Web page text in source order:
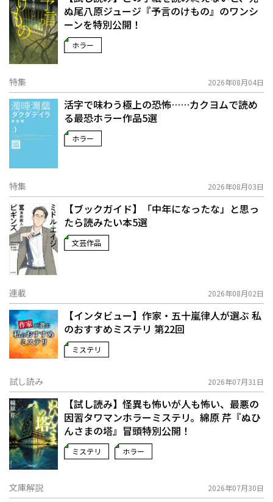
ぬ――尾八原ジュージ『予言のけもの』のワンシ
ーンを特別公開！
ホラー
特集 2026年08月04日
活字で味わう極上の恐怖……カクヨムで読め
る最恐ホラー作品5選
ホラー
特集 2026年08月03日
【ブックガイド】「中年になったな」と思っ
たら読みたい本5選
文芸作品
連載 2026年08月02日
【インタビュー】作家・五十嵐律人が選ぶ 私
のおすすめミステリ 第22回
ミステリ
試し読み 2026年07月31日
【試し読み】怪異も怖いが人も怖い、最悪の
因習タワマンホラーミステリ。綿原 芹『ぬひ
んさまの塔』冒頭特別公開！
ミステリ ホラー
文庫解説 2026年07月30日